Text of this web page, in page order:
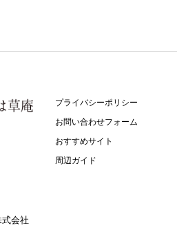
会社
プライバシーポリシー
お問い合わせフォーム
おすすめサイト
周辺ガイド